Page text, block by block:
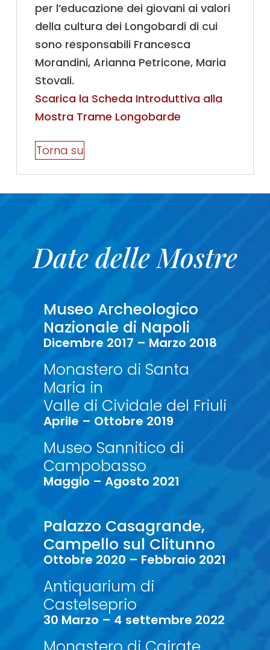
per l’educazione dei giovani ai valori
della cultura dei Longobardi di cui
sono responsabili Francesca
Morandini, Arianna Petricone, Maria
Stovali.
Scarica la Scheda Introduttiva alla
Mostra Trame Longobarde
Torna su
Date delle Mostre
Museo Archeologico
Nazionale di Napoli
Dicembre 2017 – Marzo 2018
Monastero di Santa
Maria in
Valle di Cividale del Friuli
Aprile – Ottobre 2019
Museo Sannitico di
Campobasso
Maggio – Agosto 2021
Palazzo Casagrande,
Campello sul Clitunno
Ottobre 2020 – Febbraio 2021
Antiquarium di
Castelseprio
30 Marzo – 4 settembre 2022